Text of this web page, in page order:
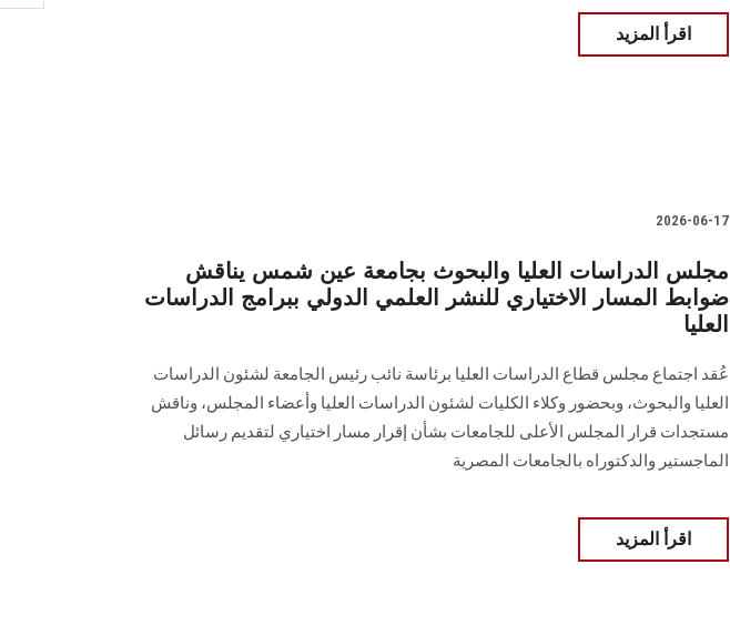
اقرأ المزيد
2026-06-17
مجلس الدراسات العليا والبحوث بجامعة عين شمس يناقش
ضوابط المسار الاختياري للنشر العلمي الدولي ببرامج الدراسات
العليا
عُقد اجتماع مجلس قطاع الدراسات العليا برئاسة نائب رئيس الجامعة لشئون الدراسات
العليا والبحوث، وبحضور وكلاء الكليات لشئون الدراسات العليا وأعضاء المجلس، وناقش
مستجدات قرار المجلس الأعلى للجامعات بشأن إقرار مسار اختياري لتقديم رسائل
الماجستير والدكتوراه بالجامعات المصرية
اقرأ المزيد